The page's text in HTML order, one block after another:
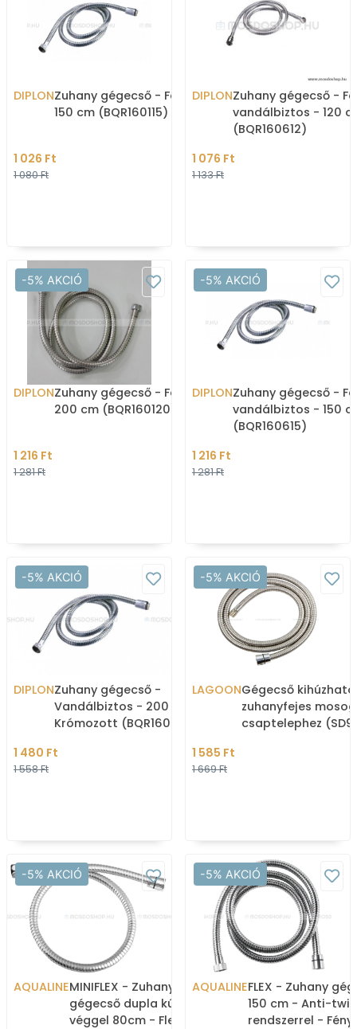
DIPLONZuhany gégecső - Fém -
150 cm (BQR160115)
1 026 Ft
1 080 Ft
DIPLONZuhany gégecső -
vandálbiztos - 120
(BQR160612)
1 076 Ft
1 133 Ft
-5% AKCIÓ
DIPLONZuhany gégecső - Fém -
200 cm (BQR160120)
1 216 Ft
1 281 Ft
-5% AKCIÓ
DIPLONZuhany gégecső -
vandálbiztos - 150
(BQR160615)
1 216 Ft
1 281 Ft
-5% AKCIÓ
DIPLONZuhany gégecső -
Vandálbiztos - 200 cm -
Krómozott (BQR160620)
1 480 Ft
1 558 Ft
-5% AKCIÓ
LAGOONGégecső kihúzható
zuhanyfejes
csaptelephez
1 585 Ft
1 669 Ft
-5% AKCIÓ
AQUALINEMINIFLEX - Zuhany
gégecső dupla kúpos
véggel 80cm - Flexibilis -
-5% AKCIÓ
AQUALINEFLEX - Zuhany
150 cm - Anti-
rendszerrel -